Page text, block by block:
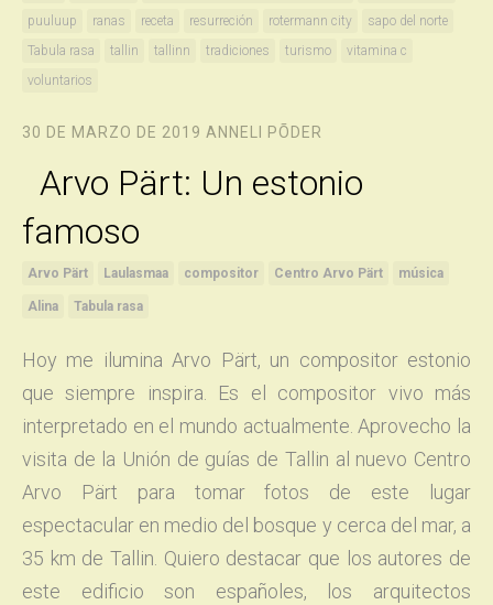
puuluup
ranas receta resurreción rotermann city
sapo del norte
Tabula rasa
tallin tallinn tradiciones turismo
vitamina c
voluntarios
30 DE MARZO DE 2019 ANNELI PÕDER
Arvo Pärt: Un estonio
famoso
Arvo Pärt Laulasmaa compositor Centro Arvo Pärt música
Alina Tabula rasa
Hoy me ilumina Arvo Pärt, un compositor estonio
que siempre inspira. Es el compositor vivo más
interpretado en el mundo actualmente. Aprovecho la
visita de la Unión de guías de Tallin al nuevo Centro
Arvo Pärt para tomar fotos de este lugar
espectacular en medio del bosque y cerca del mar, a
35 km de Tallin. Quiero destacar que los autores de
este edificio son españoles, los arquitectos